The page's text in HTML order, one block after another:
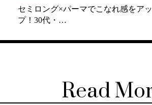
セミロング×パーマでこなれ感をアッ
プ！30代・…
Read